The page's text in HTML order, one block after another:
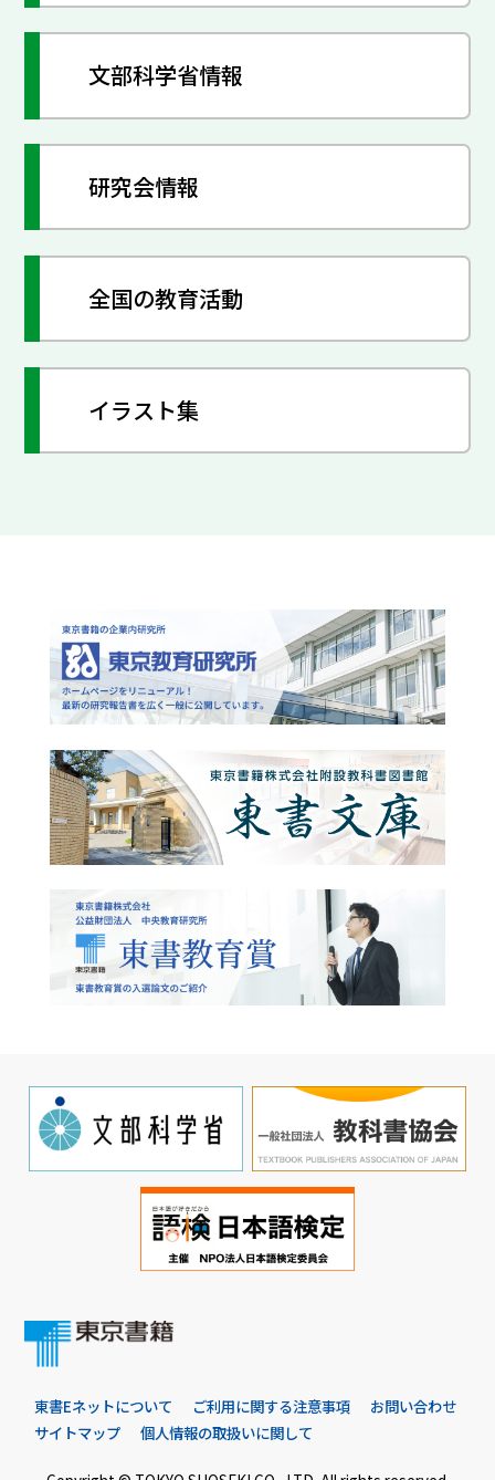
文部科学省情報
研究会情報
全国の教育活動
イラスト集
東書Eネットについて ご利用に関する注意事項
お問い合わせ
サイトマップ
個人情報の取扱いに関して